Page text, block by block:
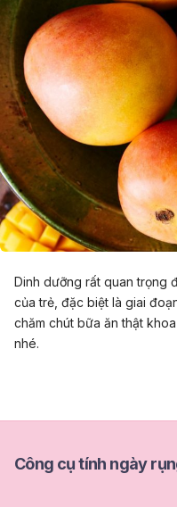
Dinh dưỡng rất quan trọng
của trẻ, đặc biệt là giai
chăm chút bữa ăn thật
nhé.
Công cụ tính ngày